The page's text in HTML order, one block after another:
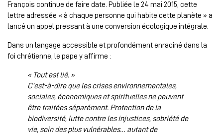
François continue de faire date. Publiée le 24 mai 2015, cette
lettre adressée « à chaque personne qui habite cette planète » a
lancé un appel pressant à une conversion écologique intégrale.
Dans un langage accessible et profondément enraciné dans la
foi chrétienne, le pape y affirme :
« Tout est lié. »
C’est-à-dire que les crises environnementales,
sociales, économiques et spirituelles ne peuvent
être traitées séparément. Protection de la
biodiversité, lutte contre les injustices, sobriété de
vie, soin des plus vulnérables… autant de